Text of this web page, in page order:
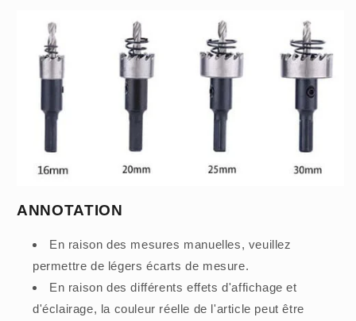
ANNOTATION
En raison des mesures manuelles, veuillez
permettre de légers écarts de mesure.
En raison des différents effets d'affichage et
d'éclairage, la couleur réelle de l'article peut être